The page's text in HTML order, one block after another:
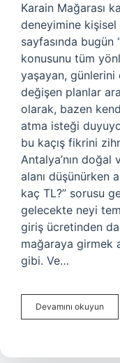
Karain Mağarası
deneyimine kişisel
sayfasında bugün
konusunu tüm
yaşayan,
değişen planlar
olarak, bazen
atma isteği
bu kaçış fikrini
Antalya’nın
alanı düşünürken
kaç TL?” sorusu
gelecekte neyi
giriş ücretinden
mağaraya girmek
gibi. Ve…
Devamını okuyun
?